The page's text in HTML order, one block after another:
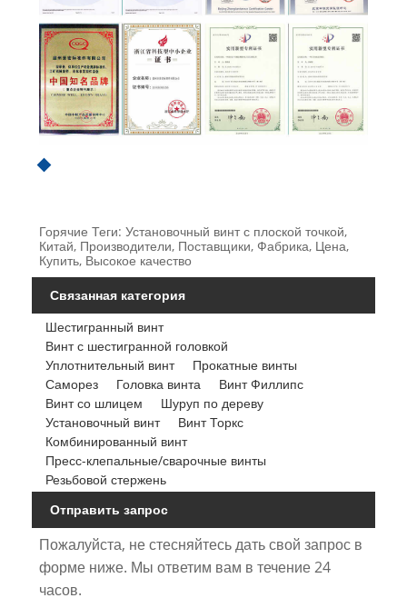
Горячие Теги: Установочный винт с плоской точкой,
Китай, Производители, Поставщики, Фабрика, Цена,
Купить, Высокое качество
Связанная категория
Шестигранный винт
Винт с шестигранной головкой
Уплотнительный винт
Прокатные винты
Саморез
Головка винта
Винт Филлипс
Винт со шлицем
Шуруп по дереву
Установочный винт
Винт Торкс
Комбинированный винт
Пресс-клепальные/сварочные винты
Резьбовой стержень
Отправить запрос
Пожалуйста, не стесняйтесь дать свой запрос в
форме ниже. Мы ответим вам в течение 24
часов.